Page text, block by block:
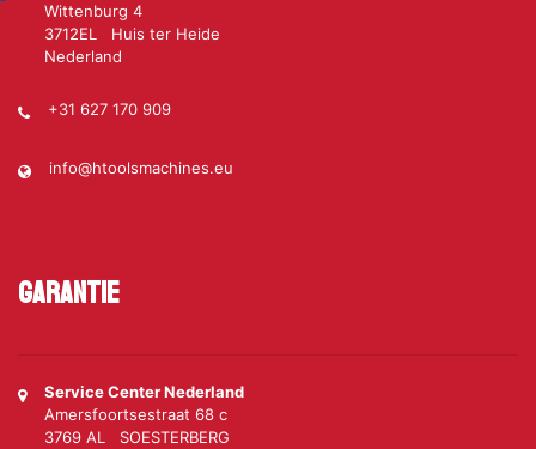
Wittenburg 4
3712EL Huis ter Heide
Nederland
+31 627 170 909
info@htoolsmachines.eu
Garantie
Service Center Nederland
Amersfoortsestraat 68 c
3769 AL SOESTERBERG